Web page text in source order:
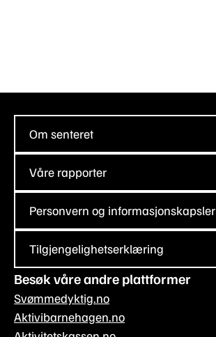
Om senteret
Våre rapporter
Personvern og informasjonskapsler
Tilgjengelighetserklæring
Besøk våre andre plattformer
Svømmedyktig.no
Aktivibarnehagen.no